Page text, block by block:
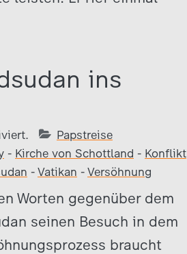
ins
Papstreise
- Kirche von Schottland - Konflikt
- Vatikan - Versöhnung
Worten gegenüber dem
seinen Besuch in dem
braucht